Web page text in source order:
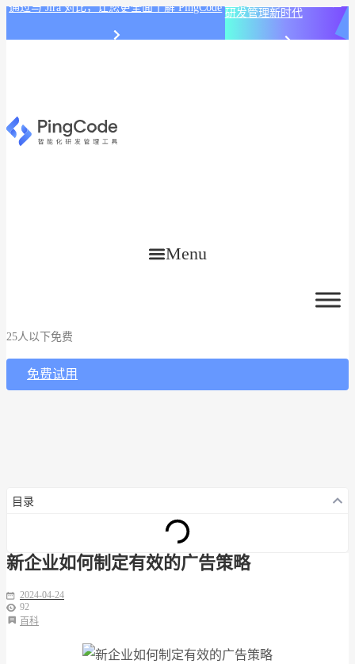
通过与 Jira 对比，让您更全面了解 PingCode 研发管理新时代
Menu
25人以下免费
免费试用
目录
新企业如何制定有效的广告策略
2024-04-24
92
百科